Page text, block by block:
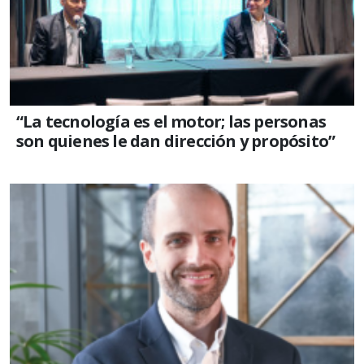
“La tecnología es el motor; las personas
son quienes le dan dirección y propósito”